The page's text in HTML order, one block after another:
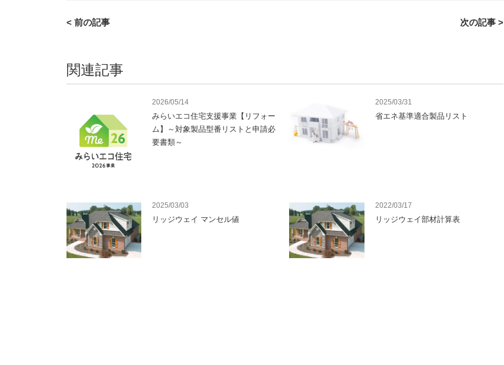
< 前の記事 次の記事 >
関連記事
2026/05/14
みらいエコ住宅支援事業【リフォー
ム】～対象製品型番リストと申請必
要書類～
2025/03/31
省エネ基準適合製品リスト
2025/03/03
リッジウェイ マンセル値
2022/03/17
リッジウェイ部材計算表